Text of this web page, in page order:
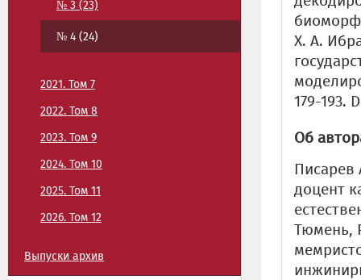
№ 3 (23)
№ 4 (24)
2021. Том 7
2022. Том 8
2023. Том 9
2024. Том 10
2025. Том 11
2026. Том 12
Выпуски архив
Х. А.
179-193.
Об
Писарев
доцент
Тюмень,